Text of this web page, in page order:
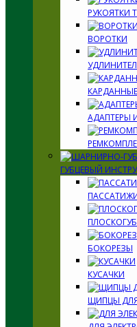
РУКОЯТКИ
ВОРОТКИ
АДАПТЕРЫ
ГУБЦЕВЫЙ
БОКОРЕЗЫ
КУСАЧКИ
ЩИПЦЫ